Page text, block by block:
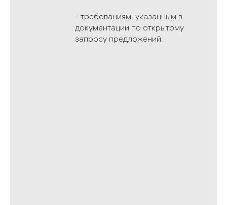
- требованиям, указанным в
документации по открытому
запросу предложений.